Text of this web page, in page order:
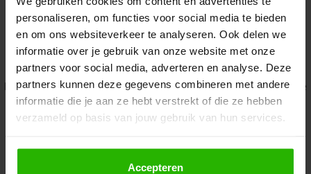
personaliseren, om functies voor social media te bieden
en om ons websiteverkeer te analyseren. Ook delen we
informatie over je gebruik van onze website met onze
partners voor social media, adverteren en analyse. Deze
partners kunnen deze gegevens combineren met andere
informatie die je aan ze hebt verstrekt of die ze hebben
verzameld op basis van jouw gebruik van hun services.
Als je op "Accepteer" klikt, dan geef je Voordeeluitjes.nl
toestemming om cookies voor social media en
Accepteren
Application error: a client-side exception has occurred while
loadingwww.voordeeluitjes.nl (see the browser console for more
information).